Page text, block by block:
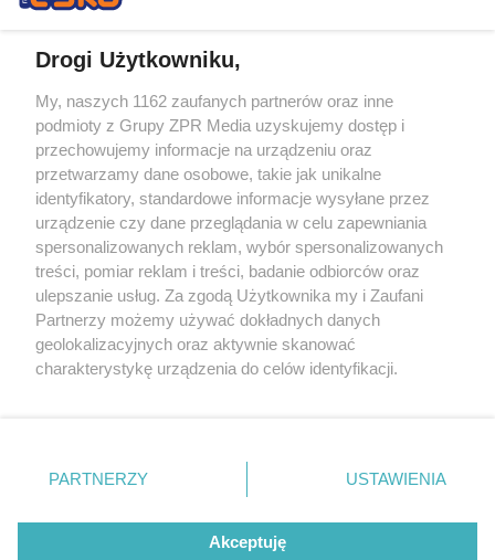
Żaden utwór zamieszczony w serwisie nie może być powielany i
rozpowszechniany lub dalej rozpowszechniany w jakikolwiek sposób (w
tym także elektroniczny lub mechaniczny) na jakimkolwiek polu
eksploatacji w jakiejkolwiek formie, włącznie z umieszczaniem w
Internecie bez pisemnej zgody właściciela praw. Jakiekolwiek użycie lub
wykorzystanie utworów w całości lub w części z naruszeniem prawa,
tzn. bez właściwej zgody, jest zabronione pod groźbą kary i może być
ścigane prawnie.
© 2026 Grupa ZPR Media
Drogi Użytkowniku,
My, naszych 1162 zaufanych partnerów oraz inne
podmioty z Grupy ZPR Media uzyskujemy dostęp i
przechowujemy informacje na urządzeniu oraz
przetwarzamy dane osobowe, takie jak unikalne
identyfikatory, standardowe informacje wysyłane przez
urządzenie czy dane przeglądania w celu zapewniania
spersonalizowanych reklam, wybór spersonalizowanych
treści, pomiar reklam i treści, badanie odbiorców oraz
ulepszanie usług. Za zgodą Użytkownika my i Zaufani
Partnerzy możemy używać dokładnych danych
geolokalizacyjnych oraz aktywnie skanować
charakterystykę urządzenia do celów identyfikacji.
zmienić/wycofać klikając przycisk ustawień prywatności
znajdujący się w lewym dolnym rogu strony
rodzaje przetwarzania danych nie wymagają zgody
użytkownika, ale masz prawo sprzeciwić się takiemu
PARTNERZY USTAWIENIA
Akceptuję